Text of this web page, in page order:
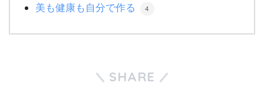
美も健康も自分で作る 4
SHARE